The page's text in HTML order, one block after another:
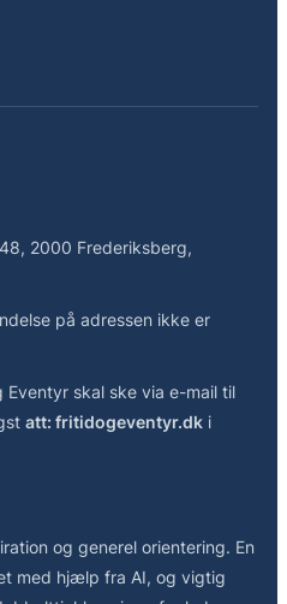
2000 Frederiksberg,
på adressen ikke er
skal ske via e-mail til
att: fritidogeventyr.dk i
og generel orientering. En
med hjælp fra AI, og vigtig